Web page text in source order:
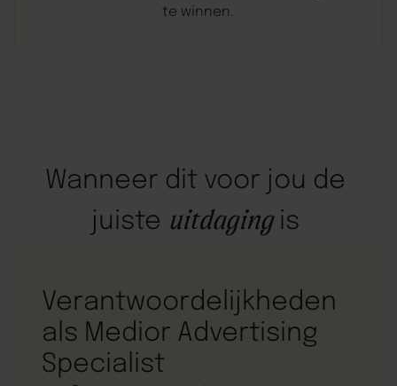
te winnen.
Wanneer dit voor jou de
juiste uitdaging is
Verantwoordelijkheden
als Medior Advertising
Specialist